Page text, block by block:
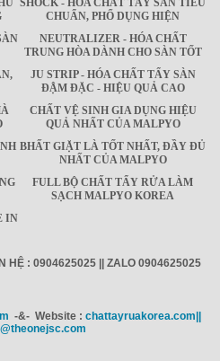
SHOCK - HÓA CHẤT TẨY SÀN TIÊU
CHUẨN, PHỔ DỤNG HIỆN
NEUTRALIZER - HÓA CHẤT
TRUNG HÒA DÀNH CHO SÀN TỐT
JU STRIP - HÓA CHẤT TẨY SÀN
ĐẬM ĐẶC - HIỆU QUẢ CAO
CHẤT VỆ SINH GIA DỤNG HIỆU
QUẢ NHẤT CỦA MALPYO
BHẤT GIẶT LÀ TỐT NHẤT, ĐẦY ĐỦ
NHẤT CỦA MALPYO
FULL BỘ CHẤT TẨY RỬA LÀM
SẠCH MALPYO KOREA
IN
HỆ : 0904625025 || ZALO 0904625025
-&- Website : chattayruakorea.com||